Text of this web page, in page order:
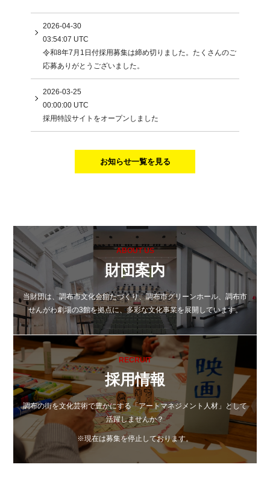
2026-04-30
03:54:07 UTC
令和8年7月1日付採用募集は締め切りました。たくさんのご
応募ありがとうございました。
2026-03-25
00:00:00 UTC
採用特設サイトをオープンしました
お知らせ一覧を見る
ABOUT US
財団案内
当財団は、調布市文化会館たづくり、調布市グリーンホール、調布市
せんがわ劇場の3館を拠点に、多彩な文化事業を展開しています。
RECRUIT
採用情報
調布の街を文化芸術で豊かにする「アートマネジメント人材」として
活躍しませんか？
※現在は募集を停止しております。